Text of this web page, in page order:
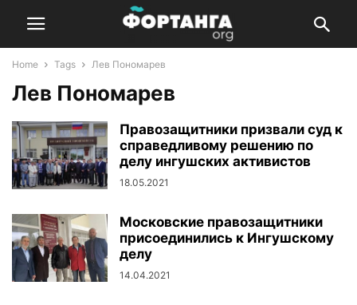
Home Tags Лев Пономарев
Лев Пономарев
Правозащитники призвали суд к
справедливому решению по
делу ингушских активистов
18.05.2021
Московские правозащитники
присоединились к Ингушскому
делу
14.04.2021